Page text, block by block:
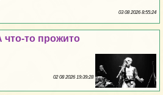
03 08 2026 8:55:24
что-то прожито
02 08 2026 19:39:28